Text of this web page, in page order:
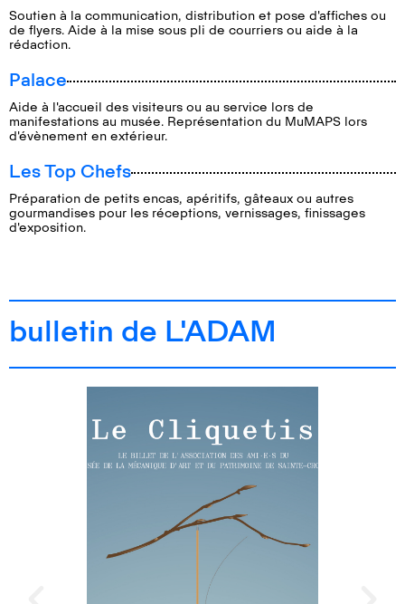
Soutien à la communication, distribution et pose d'affiches ou
de flyers. Aide à la mise sous pli de courriers ou aide à la
rédaction.
Palace
Aide à l'accueil des visiteurs ou au service lors de
manifestations au musée. Représentation du MuMAPS lors
d'évènement en extérieur.
Les Top Chefs
Préparation de petits encas, apéritifs, gâteaux ou autres
gourmandises pour les réceptions, vernissages, finissages
d'exposition.
bulletin de L'ADAM